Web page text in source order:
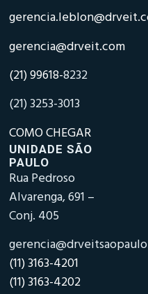
gerencia@drveit.com
(21) 99618-8232
(21) 3253-3013
COMO CHEGAR
UNIDADE SÃO
PAULO
Rua Pedroso
Alvarenga, 691 –
Conj. 405
(11) 3163-4201
(11) 3163-4202